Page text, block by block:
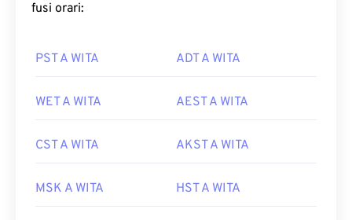
fusi orari:
PST A WITA ADT A WITA
WET A WITA AEST A WITA
CST A WITA AKST A WITA
MSK A WITA HST A WITA